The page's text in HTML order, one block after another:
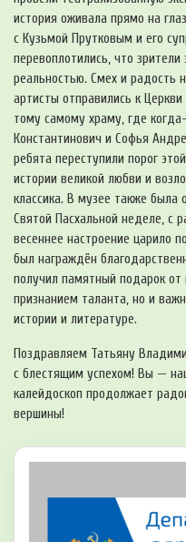
история оживала прямо на
с Кузьмой Прутковым и его
перевоплотились, что
реальностью. Смех и радость
артисты отправились к
тому самому храму, где
Константинович и Софья
ребята переступили порог
истории великой любви и
классика. В музее также была
Святой Пасхальной неделе, с
весеннее настроение царило
был награждён
получил памятный подарок от
признанием таланта, но и
истории и литературе.
Поздравляем Татьяну
с блестящим успехом! Вы —
калейдоскоп продолжает
вершины!